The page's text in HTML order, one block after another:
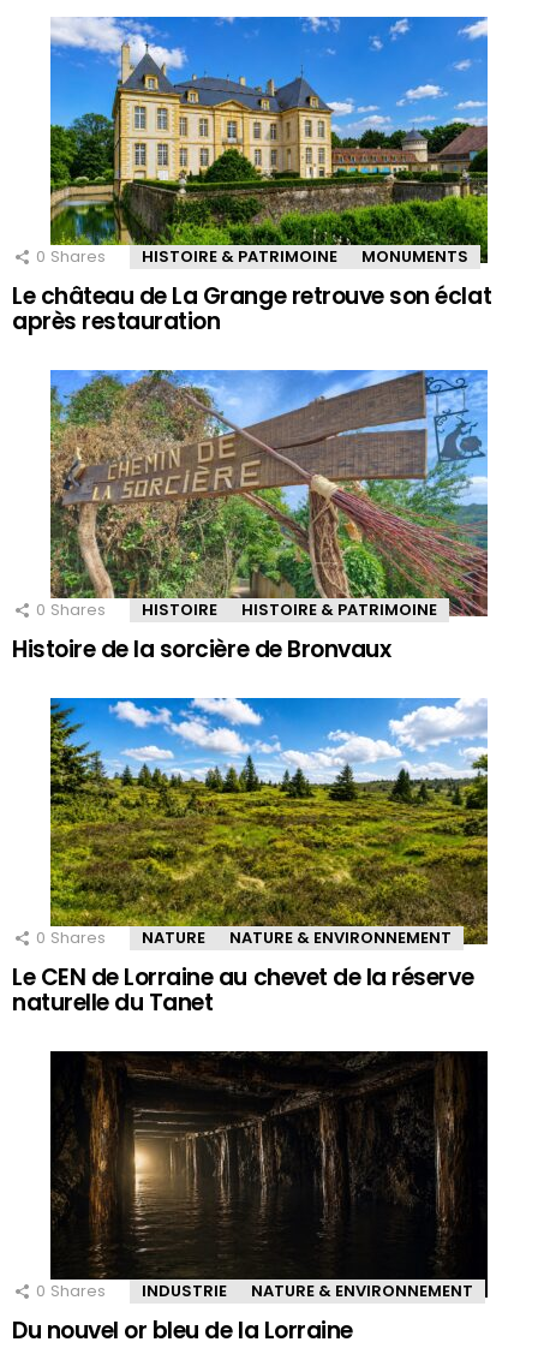
0 Shares HISTOIRE & PATRIMOINE MONUMENTS
Le château de La Grange retrouve son éclat
après restauration
0 Shares HISTOIRE HISTOIRE & PATRIMOINE
Histoire de la sorcière de Bronvaux
0 Shares NATURE NATURE & ENVIRONNEMENT
Le CEN de Lorraine au chevet de la réserve
naturelle du Tanet
0 Shares INDUSTRIE NATURE & ENVIRONNEMENT
Du nouvel or bleu de la Lorraine